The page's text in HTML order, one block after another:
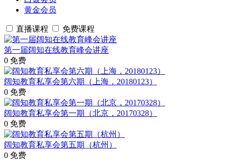
黄金会员
直播课程 免费课程
第一届阔知在线教育峰会讲座
0 免费
阔知教育私享会第六期（上海，20180123）
0 免费
阔知教育私享会第一期（北京，20170328）
0 免费
阔知教育私享会第五期（杭州）
0 免费